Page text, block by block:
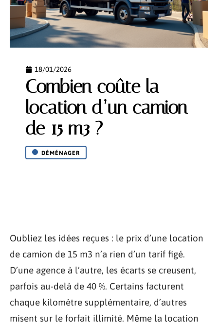
18/01/2026
Combien coûte la
location d’un camion
de 15 m3 ?
DÉMÉNAGER
Oubliez les idées reçues : le prix d’une location
de camion de 15 m3 n’a rien d’un tarif figé.
D’une agence à l’autre, les écarts se creusent,
parfois au-delà de 40 %. Certains facturent
chaque kilomètre supplémentaire, d’autres
misent sur le forfait illimité. Même la location